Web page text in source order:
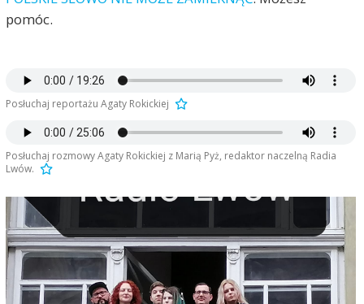
pomóc.
Posłuchaj reportażu Agaty Rokickiej
Posłuchaj rozmowy Agaty Rokickiej z Marią Pyż, redaktor naczelną Radia
Lwów.